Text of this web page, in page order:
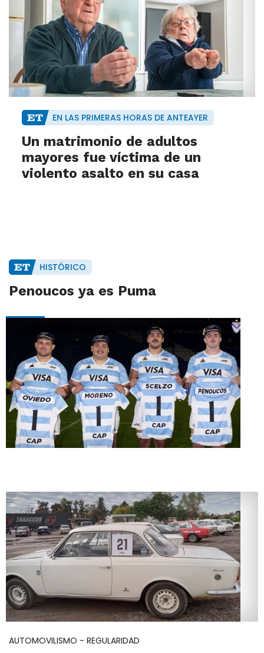
EN LAS PRIMERAS HORAS DE ANTEAYER
Un matrimonio de adultos
mayores fue víctima de un
violento asalto en su casa
HISTÓRICO
Penoucos ya es Puma
AUTOMOVILISMO - REGULARIDAD